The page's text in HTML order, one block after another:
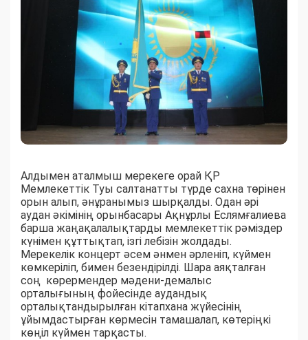
Алдымен аталмыш мерекеге орай ҚР
Мемлекеттік Туы салтанатты түрде сахна төрінен
орын алып, әнұранымыз шырқалды. Одан әрі
аудан әкімінің орынбасары Ақнұрлы Еслямғалиева
барша жаңақалалықтарды мемлекеттік рәміздер
күнімен құттықтап, ізгі лебізін жолдады.
Мерекелік концерт әсем әнмен әрленіп, күймен
көмкеріліп, бимен безендірілді. Шара аяқталған
соң көрермендер мәдени-демалыс
орталығының фойесінде аудандық
орталықтандырылған кітапхана жүйесінің
ұйымдастырған көрмесін тамашалап, көтеріңкі
көңіл күймен тарқасты.